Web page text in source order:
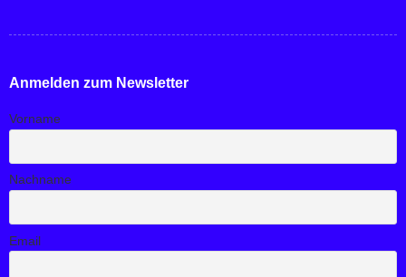
Anmelden zum Newsletter
Vorname
Nachname
Email